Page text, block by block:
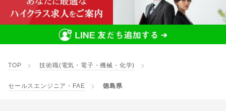
TOP 技術職(電気・電子・機械・化学)
セールスエンジニア・FAE 徳島県